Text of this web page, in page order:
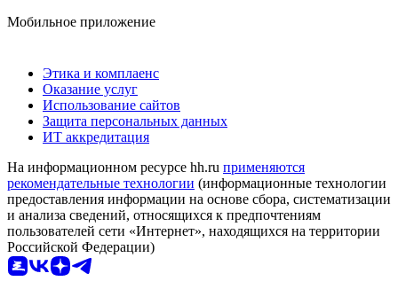
Мобильное приложение
Этика и комплаенс
Оказание услуг
Использование сайтов
Защита персональных данных
ИТ аккредитация
На информационном ресурсе hh.ru применяются
рекомендательные технологии (информационные технологии
предоставления информации на основе сбора, систематизации
и анализа сведений, относящихся к предпочтениям
пользователей сети «Интернет», находящихся на территории
Российской Федерации)